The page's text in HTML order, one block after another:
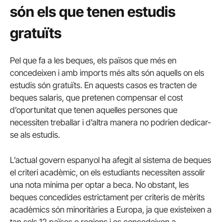
són els que tenen estudis
gratuïts
Pel que fa a les beques, els països que més en
concedeixen i amb imports més alts són aquells on els
estudis són gratuïts. En aquests casos es tracten de
beques salaris, que pretenen compensar el cost
d’oportunitat que tenen aquelles persones que
necessiten treballar i d’altra manera no podrien dedicar-
se als estudis.
L’actual govern espanyol ha afegit al sistema de beques
el criteri acadèmic, on els estudiants necessiten assolir
una nota mínima per optar a beca. No obstant, les
beques concedides estrictament per criteris de mèrits
acadèmics són minoritàries a Europa, ja que existeixen a